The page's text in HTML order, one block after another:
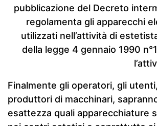
pubblicazione del Decreto
regolamenta gli apparecchi
utilizzati nell’attività di
della legge 4 gennaio 1990
Finalmente gli operatori, gli
produttori di macchinari,
esattezza quali apparecchiature